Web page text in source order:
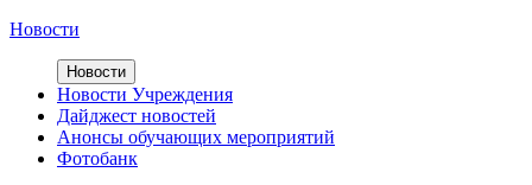
Новости
Новости
Новости Учреждения
Дайджест новостей
Анонсы обучающих мероприятий
Фотобанк